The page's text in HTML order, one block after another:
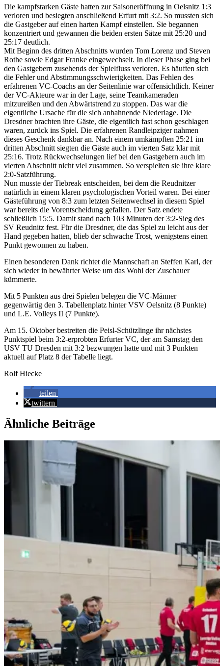
Die kampfstarken Gäste hatten zur Saisoneröffnung in Oelsnitz 1:3
verloren und besiegten anschließend Erfurt mit 3:2. So mussten sich
die Gastgeber auf einen harten Kampf einstellen. Sie begannen
konzentriert und gewannen die beiden ersten Sätze mit 25:20 und
25:17 deutlich.
Mit Beginn des dritten Abschnitts wurden Tom Lorenz und Steven
Rothe sowie Edgar Franke eingewechselt. In dieser Phase ging bei
den Gastgebern zusehends der Spielfluss verloren. Es häuften sich
die Fehler und Abstimmungsschwierigkeiten. Das Fehlen des
erfahrenen VC-Coachs an der Seitenlinie war offensichtlich. Keiner
der VC-Akteure war in der Lage, seine Teamkameraden
mitzureißen und den Abwärtstrend zu stoppen. Das war die
eigentliche Ursache für die sich anbahnende Niederlage. Die
Dresdner brachten ihre Gäste, die eigentlich fast schon geschlagen
waren, zurück ins Spiel. Die erfahrenen Randleipziger nahmen
dieses Geschenk dankbar an. Nach einem umkämpften 25:21 im
dritten Abschnitt siegten die Gäste auch im vierten Satz klar mit
25:16. Trotz Rückwechselungen lief bei den Gastgebern auch im
vierten Abschnitt nicht viel zusammen. So verspielten sie ihre klare
2:0-Satzführung.
Nun musste der Tiebreak entscheiden, bei dem die Reudnitzer
natürlich in einem klaren psychologischen Vorteil waren. Bei einer
Gästeführung von 8:3 zum letzten Seitenwechsel in diesem Spiel
war bereits die Vorentscheidung gefallen. Der Satz endete
schließlich 15:5. Damit stand nach 103 Minuten der 3:2-Sieg des
SV Reudnitz fest. Für die Dresdner, die das Spiel zu leicht aus der
Hand gegeben hatten, blieb der schwache Trost, wenigstens einen
Punkt gewonnen zu haben.
Einen besonderen Dank richtet die Mannschaft an Steffen Karl, der
sich wieder in bewährter Weise um das Wohl der Zuschauer
kümmerte.
Mit 5 Punkten aus drei Spielen belegen die VC-Männer
gegenwärtig den 3. Tabellenplatz hinter VSV Oelsnitz (8 Punkte)
und L.E. Volleys II (7 Punkte).
Am 15. Oktober bestreiten die Peisl-Schützlinge ihr nächstes
Punktspiel beim 3:2-erprobten Erfurter VC, der am Samstag den
USV TU Dresden mit 3:2 bezwungen hatte und mit 3 Punkten
aktuell auf Platz 8 der Tabelle liegt.
Rolf Hiecke
teilen
twittern
Ähnliche Beiträge